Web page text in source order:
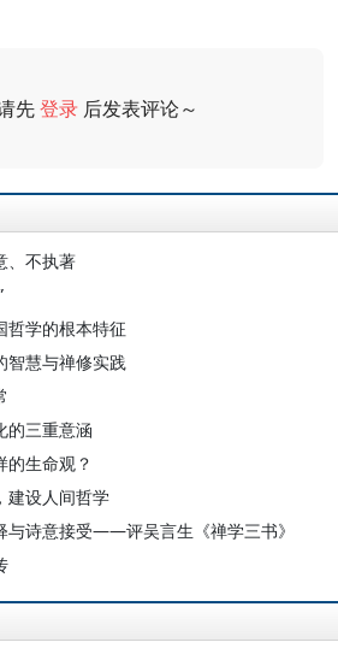
先登录 后发表评论～
、不执著
哲学的根本特征
智慧与禅修实践
的三重意涵
的生命观？
建设人间哲学
与诗意接受——评吴言生《禅学三书》